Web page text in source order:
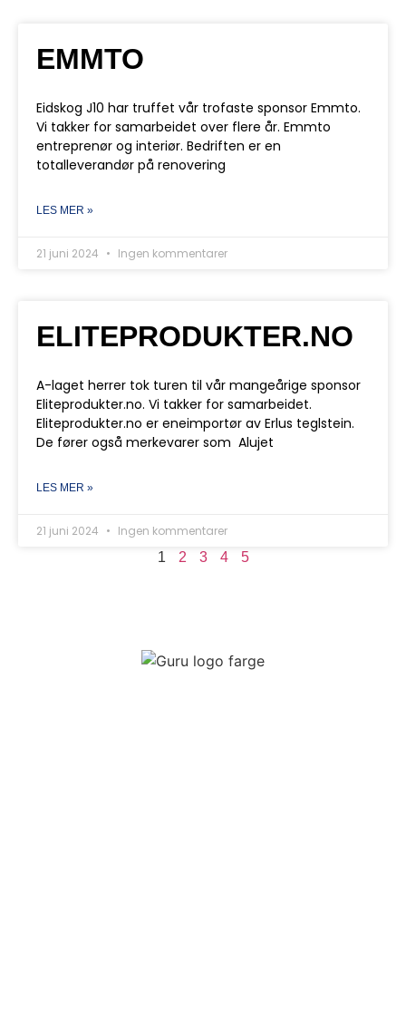
EMMTO
Eidskog J10 har truffet vår trofaste sponsor Emmto.
Vi takker for samarbeidet over flere år. Emmto
entreprenør og interiør. Bedriften er en
totalleverandør på renovering
LES MER »
21 juni 2024 Ingen kommentarer
ELITEPRODUKTER.NO
A-laget herrer tok turen til vår mangeårige sponsor
Eliteprodukter.no. Vi takker for samarbeidet.
Eliteprodukter.no er eneimportør av Erlus teglstein.
De fører også merkevarer som Alujet
LES MER »
21 juni 2024
Ingen kommentarer
1
2 3 4 5